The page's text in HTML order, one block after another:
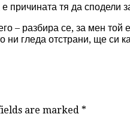
причината тя да сподели
– разбира се, за мен
ни гледа отстрани, ще
are marked *